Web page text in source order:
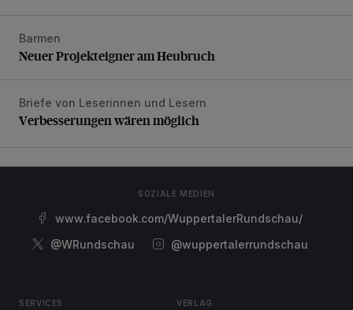
Neuer Projekteigner am Heubruch
Barmen
Neuer Projekteigner am Heubruch
Verbesserungen wären möglich
Briefe von Leserinnen und Lesern
Verbesserungen wären möglich
SOZIALE MEDIEN
www.facebook.com/WuppertalerRundschau/
@WRundschau
@wuppertalerrundschau
SERVICES VERLAG